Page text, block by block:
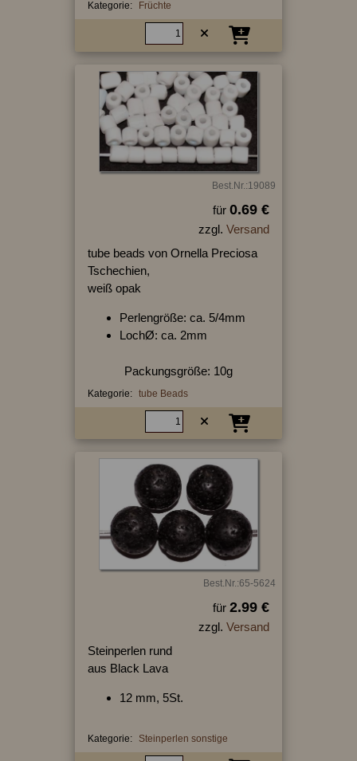
Kategorie: Früchte
Best.Nr.:19089
für 0.69 €
zzgl. Versand
tube beads von Ornella Preciosa
Tschechien,
weiß opak
Perlengröße: ca. 5/4mm
LochØ: ca. 2mm
Packungsgröße: 10g
Kategorie: tube Beads
Best.Nr.:65-5624
für 2.99 €
zzgl. Versand
Steinperlen rund
aus Black Lava
12 mm, 5St.
Kategorie: Steinperlen sonstige